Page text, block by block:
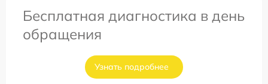
Бесплатная диагностика в день
обращения
Узнать подробнее